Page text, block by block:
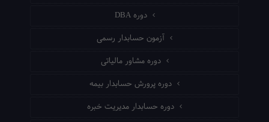
دوره DBA
آزمون حسابدار رسمی
دوره مشاور مالیاتی
دوره پرورش حسابدار بیمه
دوره حسابدار مدیریت خبره